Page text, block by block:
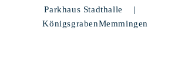
Parkhaus Stadthalle |
KönigsgrabenMemmingen